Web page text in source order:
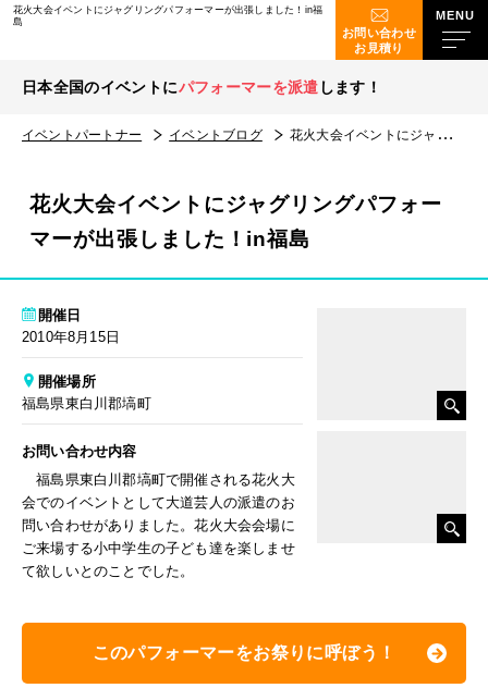
花火大会イベントにジャグリングパフォーマーが出張しました！in福
島
お問い合わせ
お見積り
日本全国のイベントにパフォーマーを派遣 します！
イベントパートナー イベントブログ 花火大会イベントにジャグリングパフォーマーが出張しました！in福島
花火大会イベントにジャグリングパフォー
マーが出張しました！in福島
開催日
2010年8月15日
開催場所
福島県東白川郡塙町
お問い合わせ内容
福島県東白川郡塙町で開催される花火大
会でのイベントとして大道芸人の派遣のお
問い合わせがありました。花火大会会場に
ご来場する小中学生の子ども達を楽しませ
て欲しいとのことでした。
このパフォーマーをお祭りに呼ぼう！